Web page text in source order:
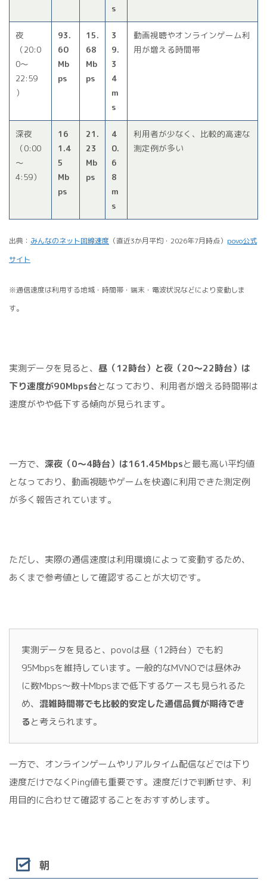
s
夜
（20:0
0〜
22:59
）
93.
60
Mb
ps
15.
68
Mb
ps
3
9.
3
4
m
s
動画視聴やオンラインゲーム利
用が増える時間帯
深夜
（0:00
〜
4:59）
16
1.4
5
Mb
ps
21.
23
Mb
ps
4
0.
6
8
m
s
利用者が少なく、比較的高速な
測定例が多い
出典： みんなのネット回線速度 （直近3か月平均・2026年7月時点） povo公式
サイト
※通信速度は利用する地域・時間帯・端末・電波状況などにより変動しま
す。
実測データを見ると、 昼（12時台）と夜（20〜22時台）は
下り速度が90Mbps台となっており、利用者が増える時間帯は
速度がやや低下する傾向が見られます。
一方で、 深夜（0〜4時台）は161.45Mbpsと最も高い平均値
となっており、動画視聴やゲームを快適に利用できた測定例
が多く報告されています。
ただし、実際の通信速度は利用環境によって変動するため、
あくまで参考値として確認することが大切です。
実測データを見ると、povoは昼（12時台）でも約
95Mbpsを維持しています。一般的なMVNOでは昼休み
に数Mbps～数十Mbpsまで低下するケースも見られるた
め、 混雑時間帯でも比較的安定した通信品質が期待でき
ると考えられます。
一方で、オンラインゲームやリアルタイム配信などでは下り
速度だけでなくPing値も重要です。速度だけで判断せず、利
用目的に合わせて確認することをおすすめします。
朝